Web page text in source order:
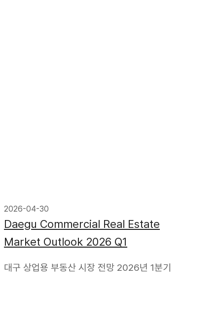
2026-04-30
Daegu Commercial Real Estate
Market Outlook 2026 Q1
대구 상업용 부동산 시장 전망 2026년 1분기